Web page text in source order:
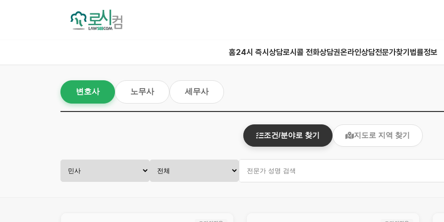
홈24시 즉시상담로시콜 전화상담권온라인상담전문가찾기 법률정보
변호사 노무사 세무사
조건/분야로 찾기 지도로 지역 찾기